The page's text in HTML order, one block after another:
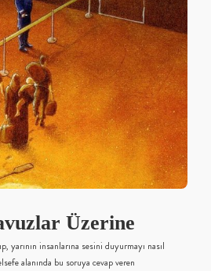
Üzerine
yarının insanlarına sesini duyurmayı nasıl
alanında bu soruya cevap veren